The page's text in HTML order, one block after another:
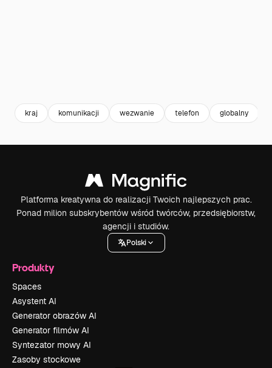
kraj komunikacji wezwanie telefon globalny
Platforma kreatywna do realizacji Twoich najlepszych prac.
Ponad milion subskrybentów wśród twórców, przedsiębiorstw,
agencji i studiów.
Polski
Produkty
Spaces
Asystent AI
Generator obrazów AI
Generator filmów AI
Syntezator mowy AI
Zasoby stockowe